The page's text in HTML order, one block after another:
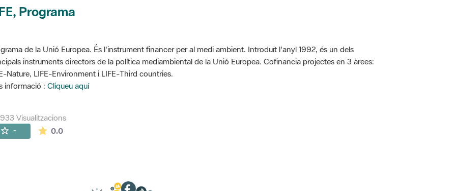
Programa
de la Unió Europea. És l'instrument financer per al medi ambient. Introduït l'anyl 1992, és un dels
instruments directors de la política mediambiental de la Unió Europea. Cofinancia projectes en 3 àrees:
Nature, LIFE-Environment i LIFE-Third countries.
informació : Cliqueu aquí
Visualitzacions
- 0.0La mitjana de les valoracions és de 0 estrelles de 5.